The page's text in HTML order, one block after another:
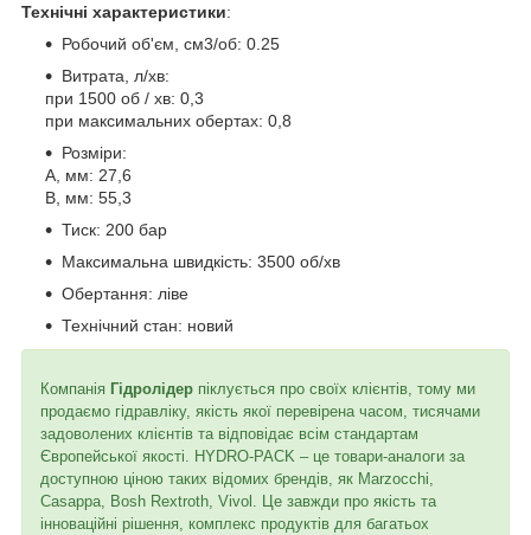
Технічні характеристики:
Робочий об'єм, см3/об: 0.25
Витрата, л/хв:
при 1500 об / хв: 0,3
при максимальних обертах: 0,8
Розміри:
A, мм: 27,6
B, мм: 55,3
Тиск: 200 бар
Максимальна швидкість: 3500 об/хв
Обертання: ліве
Технічний стан: новий
Компанія Гідролідер піклується про своїх клієнтів, тому ми
продаємо гідравліку, якість якої перевірена часом, тисячами
задоволених клієнтів та відповідає всім стандартам
Європейської якості. HYDRO-PACK – це товари-аналоги за
доступною ціною таких відомих брендів, як Marzocchi,
Casappa, Bosh Rextroth, Vivol. Це завжди про якість та
інноваційні рішення, комплекс продуктів для багатьох